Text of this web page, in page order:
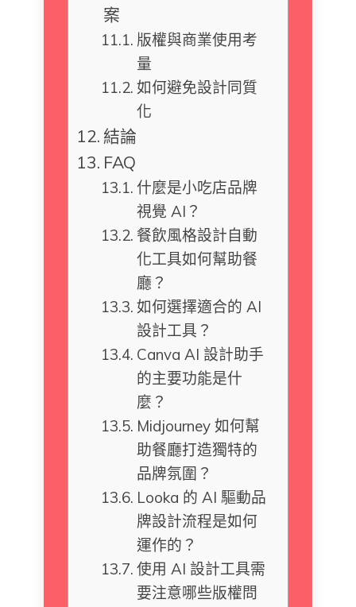
案
版權與商業使用考
量
如何避免設計同質
化
結論
FAQ
什麼是小吃店品牌
視覺 AI？
餐飲風格設計自動
化工具如何幫助餐
廳？
如何選擇適合的 AI
設計工具？
Canva AI 設計助手
的主要功能是什
麼？
Midjourney 如何幫
助餐廳打造獨特的
品牌氛圍？
Looka 的 AI 驅動品
牌設計流程是如何
運作的？
使用 AI 設計工具需
要注意哪些版權問